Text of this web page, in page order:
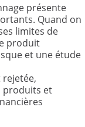
présente
Quand on
limites de
produit
et une étude
rejetée,
produits et